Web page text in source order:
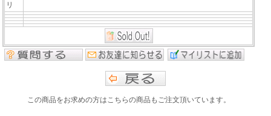
リ
この商品をお求めの方はこちらの商品もご注文頂いています。